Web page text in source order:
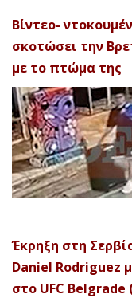
Βίντεο-
σκοτώσει την
με το πτώμα της
Έκρηξη στη
Daniel Rodriguez
στο UFC Belgrade